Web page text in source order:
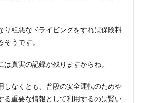
り粗悪なドライビングをすれば保険料
うです。
は真実の記録が残りますからね。
しなくとも、普段の安全運転のためや
る重要な情報として利用するのは賢い